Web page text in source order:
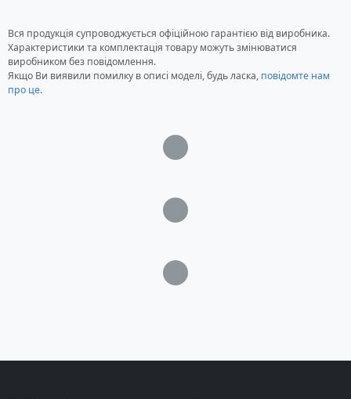
Вся продукція супроводжується офіційною гарантією від виробника.
Характеристики та комплектація товару можуть змінюватися
виробником без повідомлення.
Якщо Ви виявили помилку в описі моделі, будь ласка, повідомте нам
про це.
Загрузка...
Загрузка...
Загрузка...